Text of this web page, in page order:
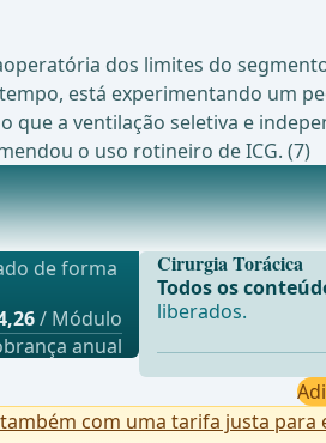
dos limites do
está experimentando um
a ventilação seletiva e
o uso rotineiro de ICG. (7)
de forma
/ Módulo
anual
Cirurgia Torácica
Todos os
liberados.
com uma tarifa justa para